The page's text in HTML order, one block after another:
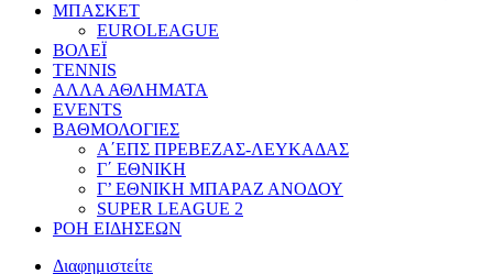
ΜΠΑΣΚΕΤ
EUROLEAGUE
ΒΟΛΕΪ
TENNIS
ΑΛΛΑ ΑΘΛΗΜΑΤΑ
EVENTS
ΒΑΘΜΟΛΟΓΙΕΣ
Α΄ΕΠΣ ΠΡΕΒΕΖΑΣ-ΛΕΥΚΑΔΑΣ
Γ΄ ΕΘΝΙΚΗ
Γ’ ΕΘΝΙΚΗ ΜΠΑΡΑΖ ΑΝΟΔΟΥ
SUPER LEAGUE 2
ΡΟΗ ΕΙΔΗΣΕΩΝ
Διαφημιστείτε